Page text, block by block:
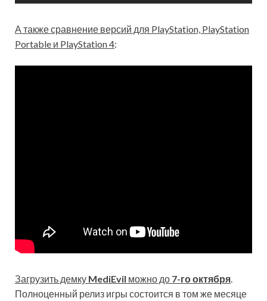
А также сравнение версий для PlayStation, PlayStation
Portable и PlayStation 4:
Загрузить демку MediEvil можно до 7-го октября
Полноценный релиз игры состоится в том же месяце